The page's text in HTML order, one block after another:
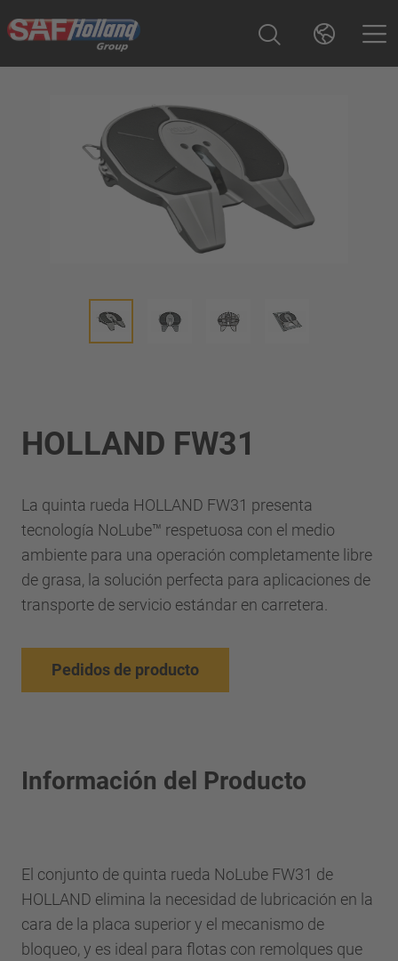
HOLLAND FW31
La quinta rueda HOLLAND FW31 presenta
tecnología NoLube™ respetuosa con el medio
ambiente para una operación completamente libre
de grasa, la solución perfecta para aplicaciones de
transporte de servicio estándar en carretera.
Pedidos de producto
Información del Producto
El conjunto de quinta rueda NoLube FW31 de
HOLLAND elimina la necesidad de lubricación en la
cara de la placa superior y el mecanismo de
bloqueo, y es ideal para flotas con remolques que